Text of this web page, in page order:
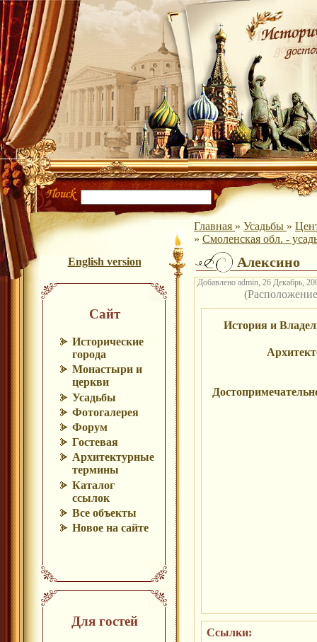
English version
Сайт
Исторические
города
Монастыри и
церкви
Усадьбы
Фотогалерея
Форум
Гостевая
Архитектурные
термины
Каталог
ссылок
Все объекты
Новое на сайте
Для гостей
Главная » Усадьбы »
» Смоленская обл. -
Алексино
Добавлено admin, 26 Декабрь,
История и
Ссылки: